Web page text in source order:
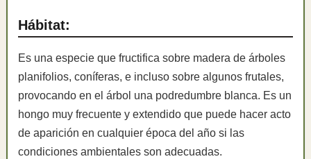
Hábitat:
Es una especie que fructifica sobre madera de árboles
planifolios, coníferas, e incluso sobre algunos frutales,
provocando en el árbol una podredumbre blanca. Es un
hongo muy frecuente y extendido que puede hacer acto
de aparición en cualquier época del año si las
condiciones ambientales son adecuadas.